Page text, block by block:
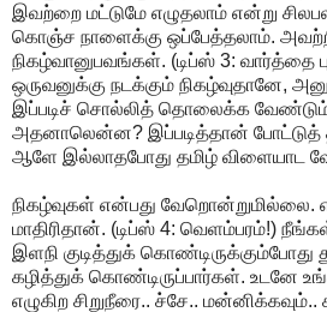
இவற்றை மட்டுமே எழுதலாம் என்று
கொஞ்ச நாளைக்கு ஒப்பேத்தலாம்.
நிகழ்வானுபவங்கள். (டிப்ஸ் 3: வார்த்தை
ஒருவனுக்கு நடக்கும் நிகழ்வுதானே,
இப்படிச் சொல்லித் தொலைக்க வேண்டும்
அதனாலென்ன? இப்படித்தான் போட்டுத்
ஆளே இல்லாதபோது தமிழ் விளையாட
நிகழ்வுகள் என்பது
மாதிரிதான். (டிப்ஸ் 4: வெளம்பரம்!)
இளநி குடித்துக் கொண்டிருக்கும்போது
கழித்துக் கொண்டிருப்பார்கள். உடனே
எழுகிற சிறுநீரை.. ச்சே..